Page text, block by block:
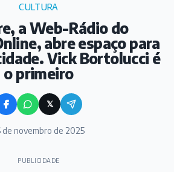
CULTURA
a Web-Rádio do
abre espaço para
Vick Bortolucci é
o primeiro
𝕏
de novembro de 2025
PUBLICIDADE